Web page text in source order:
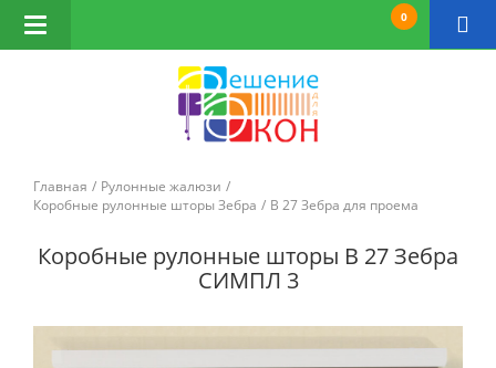
0
Открыть
навигацию
Главная
Рулонные жалюзи
Коробные рулонные шторы Зебра
B 27 Зебра для проема
Коробные рулонные шторы B 27 Зебра
СИМПЛ 3